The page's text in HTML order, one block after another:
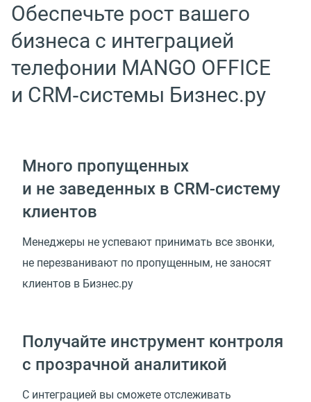
Обеспечьте рост вашего
бизнеса с интеграцией
телефонии MANGO OFFICE
и CRM‑системы Бизнес.ру
Много пропущенных
и не заведенных в CRM-систему
клиентов
Менеджеры не успевают принимать все звонки,
не перезванивают по пропущенным, не заносят
клиентов в Бизнес.ру
Получайте инструмент контроля
с прозрачной аналитикой
С интеграцией вы сможете отслеживать